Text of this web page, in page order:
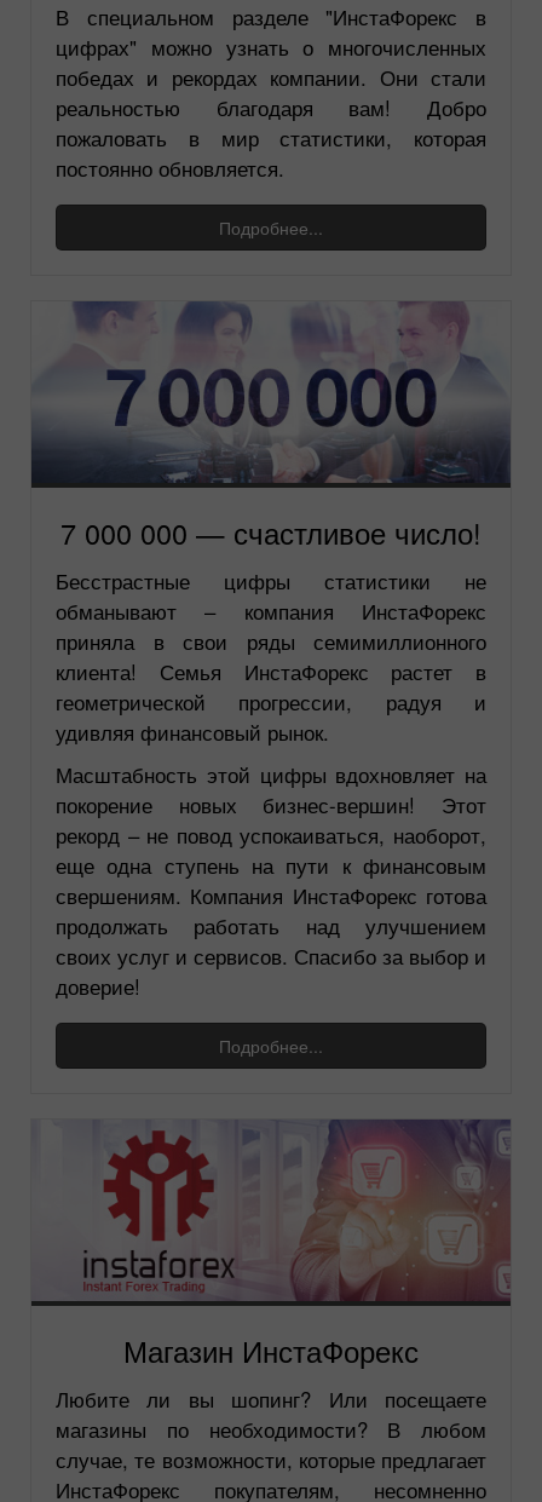
В специальном разделе "ИнстаФорекс в
цифрах" можно узнать о многочисленных
победах и рекордах компании. Они стали
реальностью благодаря вам! Добро
пожаловать в мир статистики, которая
постоянно обновляется.
Подробнее...
7 000 000 — счастливое число!
Бесстрастные цифры статистики не
обманывают – компания ИнстаФорекс
приняла в свои ряды семимиллионного
клиента! Семья ИнстаФорекс растет в
геометрической прогрессии, радуя и
удивляя финансовый рынок.
Масштабность этой цифры вдохновляет на
покорение новых бизнес-вершин! Этот
рекорд – не повод успокаиваться, наоборот,
еще одна ступень на пути к финансовым
свершениям. Компания ИнстаФорекс готова
продолжать работать над улучшением
своих услуг и сервисов. Спасибо за выбор и
доверие!
Подробнее...
Магазин ИнстаФорекс
Любите ли вы шопинг? Или посещаете
магазины по необходимости? В любом
случае, те возможности, которые предлагает
ИнстаФорекс покупателям, несомненно